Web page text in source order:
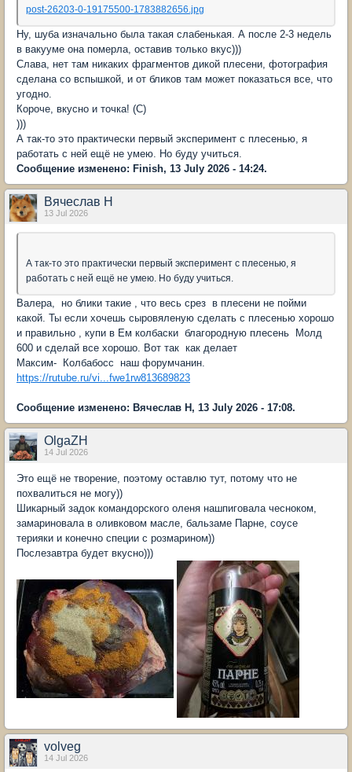
post-26203-0-19175500-1783882656.jpg
Ну, шуба изначально была такая слабенькая. А после 2-3 недель
в вакууме она померла, оставив только вкус)))
Слава, нет там никаких фрагментов дикой плесени, фотография
сделана со вспышкой, и от бликов там может показаться все, что
угодно.
Короче, вкусно и точка! (С)
)))
А так-то это практически первый эксперимент с плесенью, я
работать с ней ещё не умею. Но буду учиться.
Сообщение изменено: Finish, 13 July 2026 - 14:24.
Вячеслав Н
13 Jul 2026
А так-то это практически первый эксперимент с плесенью, я
работать с ней ещё не умею. Но буду учиться.
Валера, но блики такие , что весь срез в плесени не пойми
какой. Ты если хочешь сыровяленую сделать с плесенью хорошо
и правильно , купи в Ем колбаски благородную плесень Молд
600 и сделай все хорошо. Вот так как делает
Максим- Колбабосс наш форумчанин.
https://rutube.ru/vi...fwe1rw813689823
Сообщение изменено: Вячеслав Н, 13 July 2026 - 17:08.
OlgaZH
14 Jul 2026
Это ещё не творение, поэтому оставлю тут, потому что не
похвалиться не могу))
Шикарный задок командорского оленя нашпиговала чесноком,
замариновала в оливковом масле, бальзаме Парне, соусе
терияки и конечно специи с розмарином))
Послезавтра будет вкусно)))
volveg
14 Jul 2026